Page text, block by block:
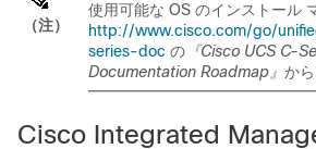
（注）
使用可能な OS のインストール
http://www.cisco.com/go/
series-doc の 『Cisco UCS C-
Documentation Roadmap』 か
Cisco Integrated